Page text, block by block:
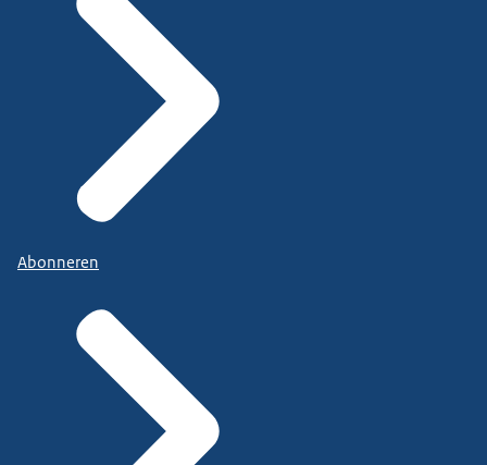
Abonneren